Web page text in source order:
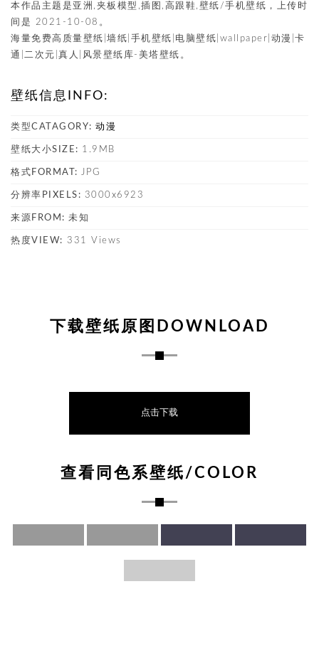
本作品主题是亚洲,夹板模型,插图,高跟鞋,壁纸/手机壁纸，上传时
间是 2021-10-08。
海量免费高质量壁纸|墙纸|手机壁纸|电脑壁纸|wallpaper|动漫|卡
通|二次元|真人|风景壁纸库-美塔壁纸。
壁纸信息INFO:
类型CATAGORY: 动漫
壁纸大小SIZE: 1.9MB
格式FORMAT: JPG
分辨率PIXELS: 3000x6923
来源FROM: 未知
热度VIEW: 331 Views
下载壁纸原图DOWNLOAD
点击下载
查看同色系壁纸/COLOR